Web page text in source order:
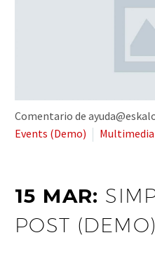
Comentario de
Events (Demo)
15 MAR:
POST (DEMO)